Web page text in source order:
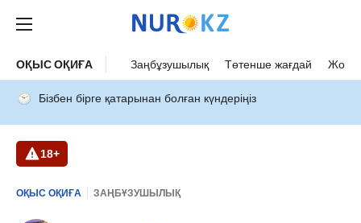
ОҚЫС ОҚИҒА Заңбұзушылық Төтенше жағдай Жол
Бізбен бірге қатарынан болған күндеріңіз
18+
ОҚЫС ОҚИҒА ЗАҢБҰЗУШЫЛЫҚ